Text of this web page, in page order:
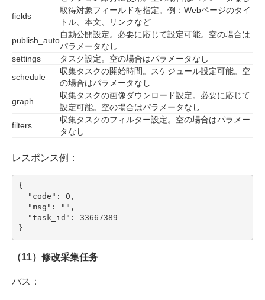
fields
取得対象フィールドを指定。例：Webページのタイ
トル、本文、リンクなど
publish_auto
自動公開設定。必要に応じて設定可能。空の場合は
パラメータなし
settings
タスク設定。空の場合はパラメータなし
schedule
収集タスクの開始時間。スケジュール設定可能。空
の場合はパラメータなし
graph
収集タスクの画像ダウンロード設定。必要に応じて
設定可能。空の場合はパラメータなし
filters
収集タスクのフィルター設定。空の場合はパラメー
タなし
レスポンス例：
{
  "code": 0,
  "msg": "",
  "task_id": 33667389
}
（11）修改采集任务
パス：